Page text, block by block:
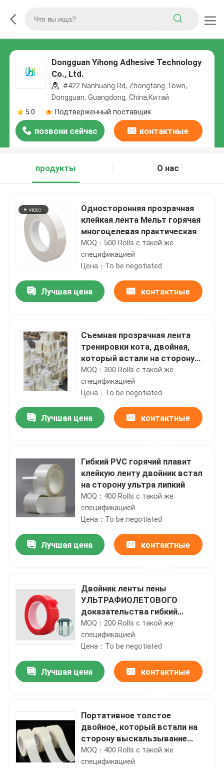
Dongguan Yihong Adhesive Technology
Co., Ltd.
#422 Nanhuang Rd, Zhongtang Town,
Dongguan, Guangdong, China,Китай
5.0
Подтверженный поставщик
позвони сейчас контактные
продукты
О нас
Односторонняя прозрачная
клейкая лента Мельт горячая
многоцелевая практическая
MOQ：500 Rolls с такой же
спецификацией
Цена：To be negotiated
Лучшая цена контактные
Съемная прозрачная лента
тренировки кота, двойная,
который встали на сторону
лента флегматизатора
царапины кота
MOQ：300 Rolls с такой же
спецификацией
Цена：To be negotiated
Лучшая цена контактные
Гибкий PVC горячий плавит
клейкую ленту двойник встал
на сторону ультра липкий
MOQ：400 Rolls с такой же
спецификацией
Цена：To be negotiated
Лучшая цена контактные
Двойник ленты пены
УЛЬТРАФИОЛЕТОВОГО
доказательства гибкий
акриловый встал на сторону
универсальный
MOQ：200 Rolls с такой же
спецификацией
Цена：To be negotiated
Лучшая цена контактные
Портативное толстое
двойное, который встали на
сторону выскальзывание
ленты пены погодостойкое
анти-
MOQ：400 Rolls с такой же
спецификацией